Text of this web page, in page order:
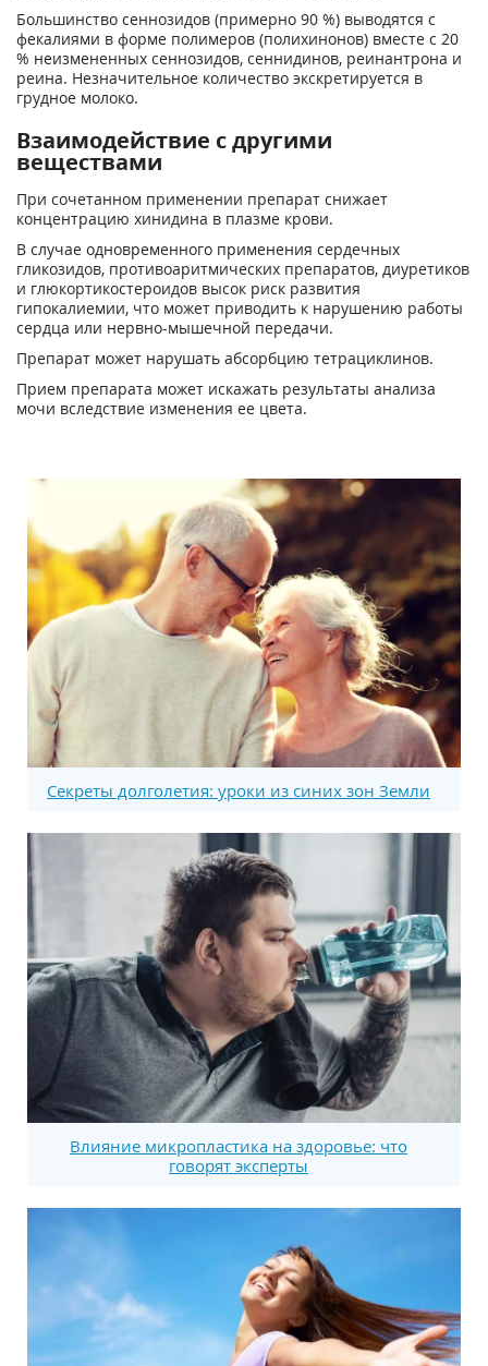
Большинство сеннозидов (примерно 90 %) выводятся с
фекалиями в форме полимеров (полихинонов) вместе с 20
% неизмененных сеннозидов, сеннидинов, реинантрона и
реина. Незначительное количество экскретируется в
грудное молоко.
Взаимодействие с другими
веществами
При сочетанном применении препарат снижает
концентрацию хинидина в плазме крови.
В случае одновременного применения сердечных
гликозидов, противоаритмических препаратов, диуретиков
и глюкортикостероидов высок риск развития
гипокалиемии, что может приводить к нарушению работы
сердца или нервно-мышечной передачи.
Препарат может нарушать абсорбцию тетрациклинов.
Прием препарата может искажать результаты анализа
мочи вследствие изменения ее цвета.
Секреты долголетия: уроки из синих зон Земли
Влияние микропластика на здоровье: что
говорят эксперты